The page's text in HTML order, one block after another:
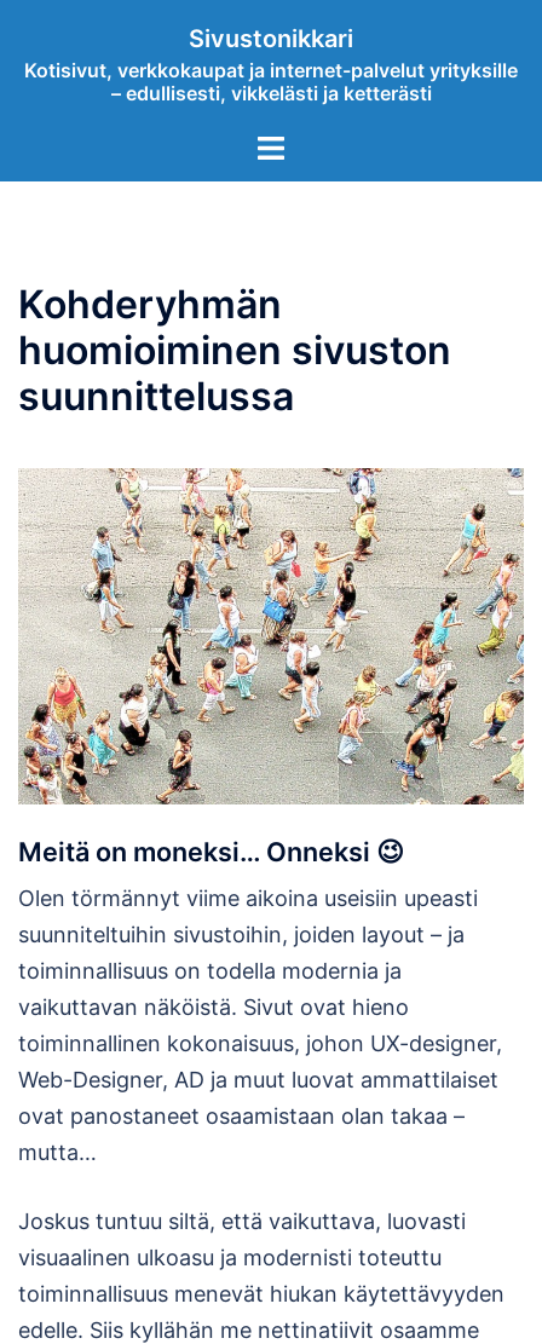
Sivustonikkari
Kotisivut, verkkokaupat ja internet-palvelut yrityksille
– edullisesti, vikkelästi ja ketterästi
Toggle
menu
Kohderyhmän
huomioiminen sivuston
suunnittelussa
Meitä on moneksi… Onneksi 😉
Olen törmännyt viime aikoina useisiin upeasti
suunniteltuihin sivustoihin, joiden layout – ja
toiminnallisuus on todella modernia ja
vaikuttavan näköistä. Sivut ovat hieno
toiminnallinen kokonaisuus, johon UX-designer,
Web-Designer, AD ja muut luovat ammattilaiset
ovat panostaneet osaamistaan olan takaa –
mutta…
Joskus tuntuu siltä, että vaikuttava, luovasti
visuaalinen ulkoasu ja modernisti toteuttu
toiminnallisuus menevät hiukan käytettävyyden
edelle. Siis kyllähän me nettinatiivit osaamme